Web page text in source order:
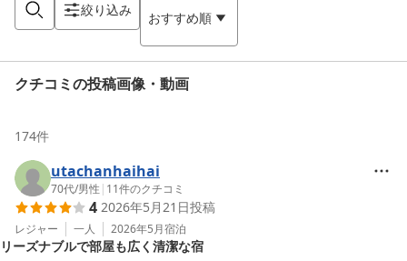
絞り込み おすすめ順
クチコミの投稿画像・動画
174件
utachanhaihai
70代/男性 | 11件のクチコミ
4 2026年5月21日投稿
レジャー 一人 2026年5月宿泊
リーズナブルで部屋も広く清潔な宿